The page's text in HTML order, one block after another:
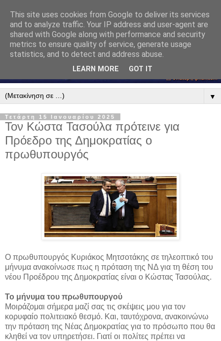
▼
Τετάρτη 15 Ιανουαρίου 2025
Τον Κώστα Τασούλα πρότεινε για
Πρόεδρο της Δημοκρατίας ο
πρωθυπουργός
Ο πρωθυπουργός Κυριάκος Μητσοτάκης σε τηλεοπτικό του
μήνυμα ανακοίνωσε πως η πρόταση της ΝΔ για τη θέση του
νέου Προέδρου της Δημοκρατίας είναι ο Κώστας Τασούλας.
Το μήνυμα του πρωθυπουργού
Μοιράζομαι σήμερα μαζί σας τις σκέψεις μου για τον
κορυφαίο πολιτειακό θεσμό. Και, ταυτόχρονα, ανακοινώνω
την πρόταση της Νέας Δημοκρατίας για το πρόσωπο που θα
κληθεί να τον υπηρετήσει. Γιατί οι πολίτες πρέπει να
This site uses cookies from Google to deliver its services
and to analyze traffic. Your IP address and user-agent are
shared with Google along with performance and security
metrics to ensure quality of service, generate usage
statistics, and to detect and address abuse.
LEARN MORE GOT IT